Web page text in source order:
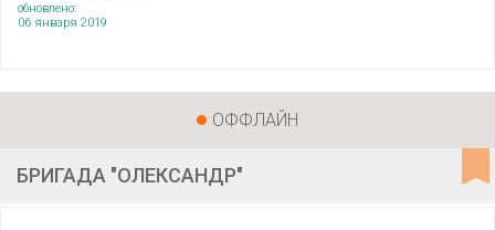
обновлено:
06 января 2019
ОФФЛАЙН
БРИГАДА "ОЛЕКСАНДР"